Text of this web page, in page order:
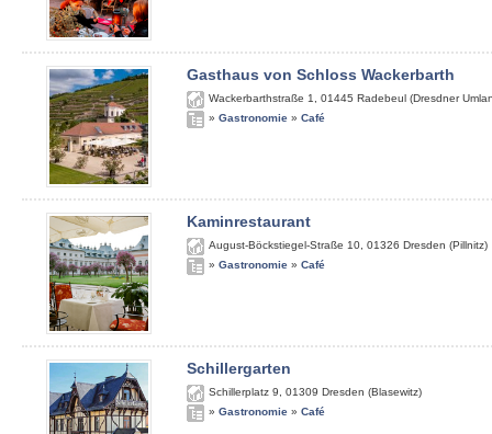
Gasthaus von Schloss Wackerbarth
Wackerbarthstraße 1 01445 Radebeul (Dresdner
» Gastronomie » Café
Kaminrestaurant
August-Böckstiegel-Straße 10 01326 Dresden (Pillnitz)
» Gastronomie » Café
Schillergarten
Schillerplatz 9 01309 Dresden (Blasewitz)
» Gastronomie » Café